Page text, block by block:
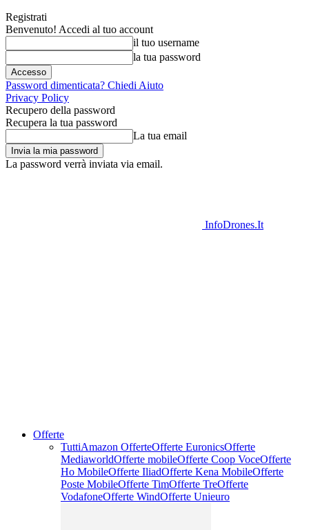
Registrati
Benvenuto! Accedi al tuo account
il tuo username
la tua password
Password dimenticata? Chiedi Aiuto
Privacy Policy
Recupero della password
Recupera la tua password
La tua email
La password verrà inviata via email.
InfoDrones.It
Offerte
TuttiAmazon OfferteOfferte EuronicsOfferte
MediaworldOfferte mobileOfferte Coop VoceOfferte
Ho MobileOfferte IliadOfferte Kena MobileOfferte
Poste MobileOfferte TimOfferte TreOfferte
VodafoneOfferte WindOfferte Unieuro